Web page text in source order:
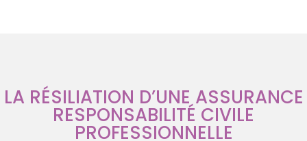
LA RÉSILIATION D’UNE ASSURANCE
RESPONSABILITÉ CIVILE
PROFESSIONNELLE